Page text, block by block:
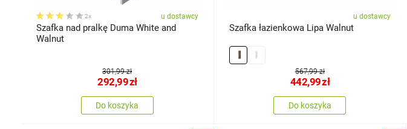
2x u dostawcy
Szafka nad pralkę Duma White and
Walnut
301,99 zł
292,99zł
Do koszyka
u dostawcy
Szafka łazienkowa Lipa Walnut
567,99 zł
442,99zł
Do koszyka